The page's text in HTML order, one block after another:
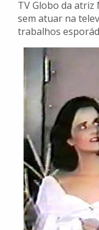
TV Globo da atriz
sem atuar na
trabalhos